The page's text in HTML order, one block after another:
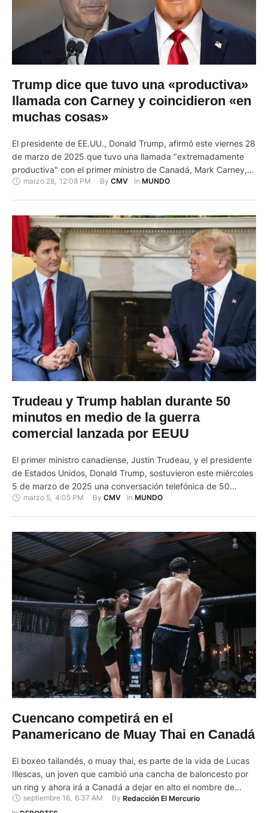
Trump dice que tuvo una «productiva»
llamada con Carney y coincidieron «en
muchas cosas»
El presidente de EE.UU., Donald Trump, afirmó este viernes 28
de marzo de 2025 que tuvo una llamada "extremadamente
productiva" con el primer ministro de Canadá, Mark Carney,
con quien dijo haber coincidido en "muchas cosas", y aseguró
marzo 28 12:08 PM By CMV In MUNDO
Trudeau y Trump hablan durante 50
minutos en medio de la guerra
comercial lanzada por EEUU
El primer ministro canadiense, Justin Trudeau, y el presidente
de Estados Unidos, Donald Trump, sostuvieron este miércoles
5 de marzo de 2025 una conversación telefónica de 50
minutos, señalaron a EFE fuentes del Gobierno canadiense. En
Estados …
marzo 5 4:05 PM By CMV In MUNDO
Cuencano competirá en el
Panamericano de Muay Thai en Canadá
El boxeo tailandés, o muay thai, es parte de la vida de Lucas
Illescas, un joven que cambió una cancha de baloncesto por
un ring y ahora irá a Canadá a dejar en alto el nombre de
Ecuador en el Campeonato Panamericano. A sus 18 años fue
septiembre 16, 6:37 AM By Redacción El Mercurio